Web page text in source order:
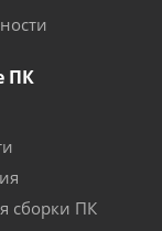
ПК
сборки ПК